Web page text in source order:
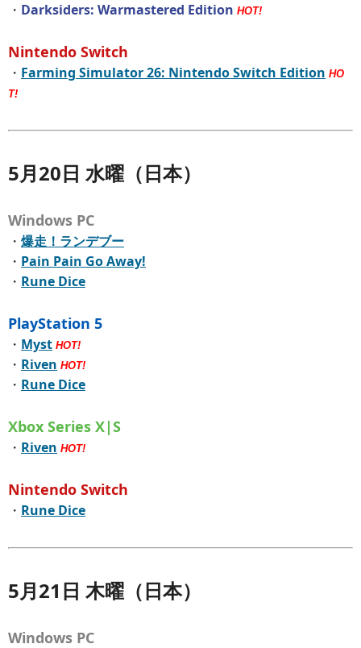
・ Darksiders: Warmastered Edition HOT!
Nintendo Switch
・ Farming Simulator 26: Nintendo Switch Edition HO
T!
5月20日 水曜（日本）
Windows PC
・ 爆走！ランデブー
・ Pain Pain Go Away!
・ Rune Dice
PlayStation 5
・ Myst HOT!
・ Riven HOT!
・ Rune Dice
Xbox Series X|S
・ Riven HOT!
Nintendo Switch
・ Rune Dice
5月21日 木曜（日本）
Windows PC